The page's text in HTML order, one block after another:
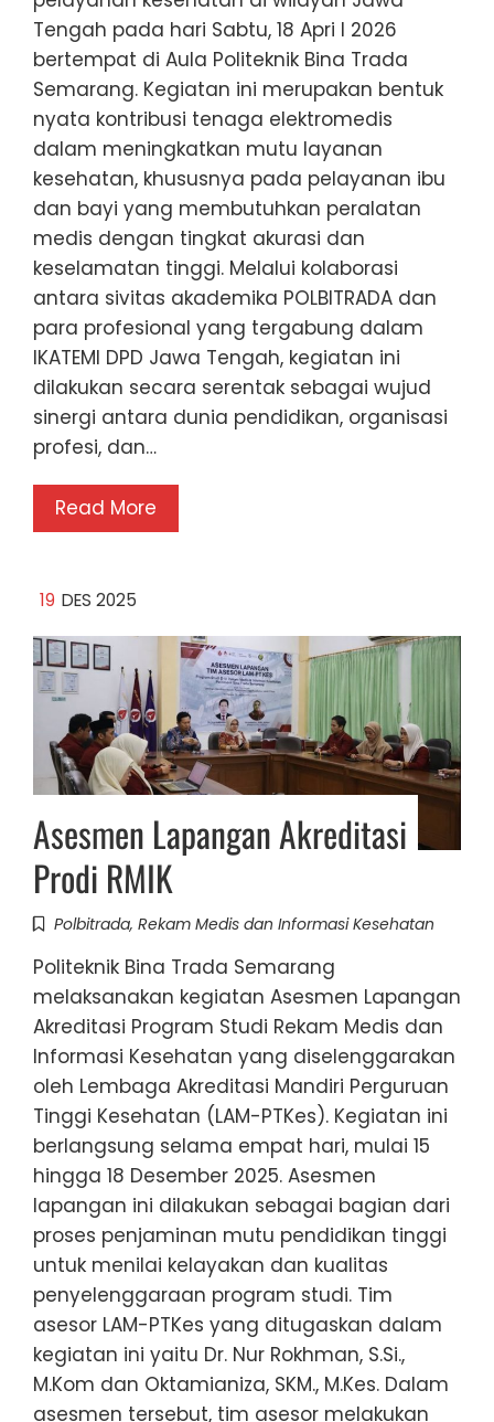
Tengah pada hari Sabtu, 18 Apri l 2026
bertempat di Aula Politeknik Bina Trada
Semarang. Kegiatan ini merupakan bentuk
nyata kontribusi tenaga elektromedis
dalam meningkatkan mutu layanan
kesehatan, khususnya pada pelayanan ibu
dan bayi yang membutuhkan peralatan
medis dengan tingkat akurasi dan
keselamatan tinggi. Melalui kolaborasi
antara sivitas akademika POLBITRADA dan
para profesional yang tergabung dalam
IKATEMI DPD Jawa Tengah, kegiatan ini
dilakukan secara serentak sebagai wujud
sinergi antara dunia pendidikan, organisasi
profesi, dan…
Read More
19 DES 2025
Asesmen Lapangan Akreditasi
Prodi RMIK
Polbitrada, Rekam Medis dan Informasi Kesehatan
Politeknik Bina Trada Semarang
melaksanakan kegiatan Asesmen Lapangan
Akreditasi Program Studi Rekam Medis dan
Informasi Kesehatan yang diselenggarakan
oleh Lembaga Akreditasi Mandiri Perguruan
Tinggi Kesehatan (LAM-PTKes). Kegiatan ini
berlangsung selama empat hari, mulai 15
hingga 18 Desember 2025. Asesmen
lapangan ini dilakukan sebagai bagian dari
proses penjaminan mutu pendidikan tinggi
untuk menilai kelayakan dan kualitas
penyelenggaraan program studi. Tim
asesor LAM-PTKes yang ditugaskan dalam
kegiatan ini yaitu Dr. Nur Rokhman, S.Si.,
M.Kom dan Oktamianiza, SKM., M.Kes. Dalam
asesmen tersebut, tim asesor melakukan